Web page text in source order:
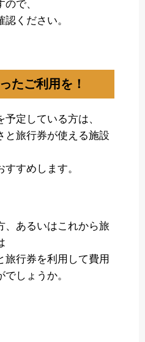
で、
ください。
たご利用を！
定している方は、
と旅行券が使える施設
すめします。
、あるいはこれから旅
旅行券を利用して費用
しょうか。